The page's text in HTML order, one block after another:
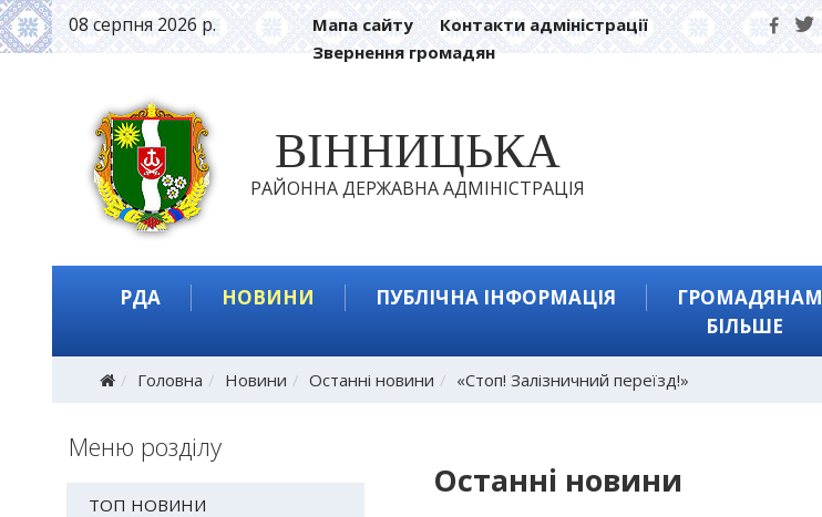
08 серпня 2026 р. Мапа сайту
Контакти адміністрації
Звернення громадян
ВІННИЦЬКА
РАЙОННА ДЕРЖАВНА АДМІНІСТРАЦІЯ
РДА НОВИНИ ПУБЛІЧНА ІНФОРМАЦІЯ ГРОМАДЯНАМ
БІЛЬШЕ
Головна Новини Останні новини «Стоп! Залізничний переїзд!»
Меню розділу
ТОП НОВИНИ
Останні новини